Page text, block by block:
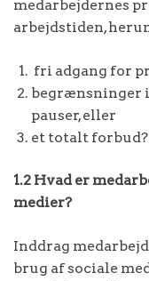
medarbejdernes
arbejdstiden,
fri adgang for
begrænsninger
pauser, eller
et totalt forbud?
1.2 Hvad er
medier?
Inddrag
brug af sociale